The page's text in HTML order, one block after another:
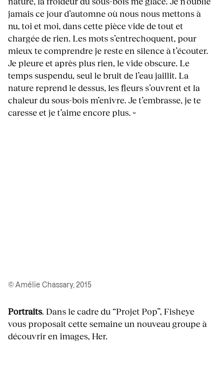
jamais ce jour d’automne où nous nous mettons à
nu, toi et moi, dans cette pièce vide de tout et
chargée de rien. Les mots s’entrechoquent, pour
mieux te comprendre je reste en silence à t’écouter.
Je pleure et après plus rien, le vide obscure. Le
temps suspendu, seul le bruit de l’eau jaillit. La
nature reprend le dessus, les fleurs s’ouvrent et la
chaleur du sous-bois m’enivre. Je t’embrasse, je te
caresse et je t’aime encore plus. »
© Amélie Chassary, 2015
Portraits. Dans le cadre du “Projet Pop”, Fisheye
vous proposait cette semaine un nouveau groupe à
découvrir en images, Her.